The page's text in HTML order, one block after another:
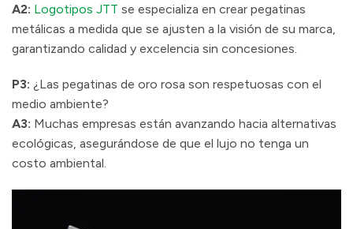
A2: Logotipos JTT se especializa en crear pegatinas
metálicas a medida que se ajusten a la visión de su marca,
garantizando calidad y excelencia sin concesiones.
P3: ¿Las pegatinas de oro rosa son respetuosas con el
medio ambiente?
A3: Muchas empresas están avanzando hacia alternativas
ecológicas, asegurándose de que el lujo no tenga un
costo ambiental.